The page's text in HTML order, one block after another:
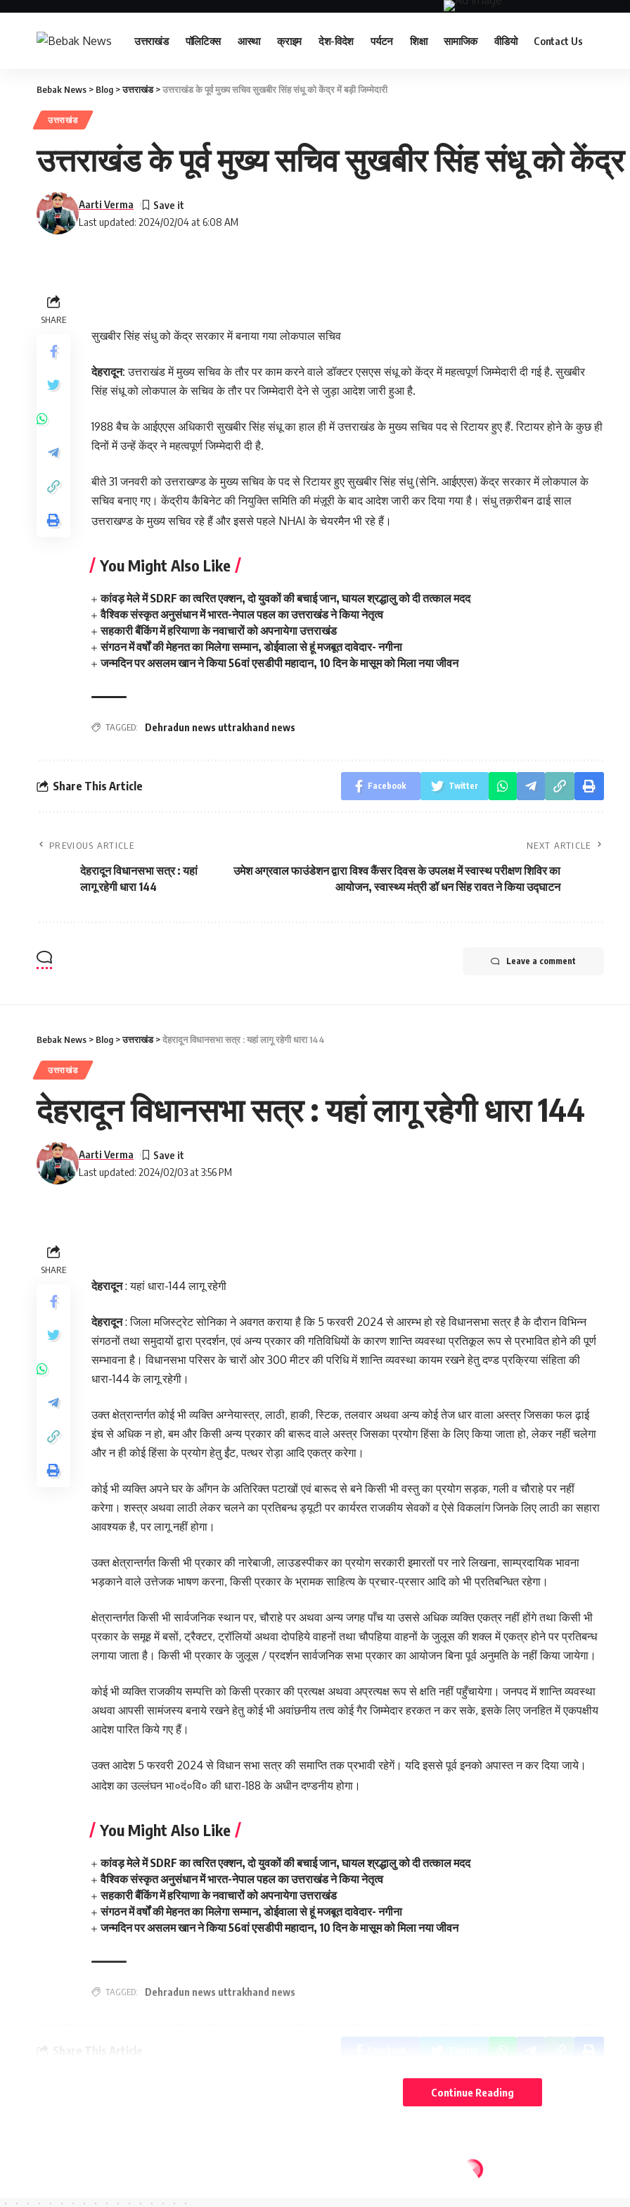
उत्तराखंड पॉलिटिक्स आस्था क्राइम देश-विदेश पर्यटन शिक्षा सामाजिक वीडियो Contact Us
Bebak News > Blog >उत्तराखंड>उत्तराखंड के पूर्व मुख्य सचिव सुखबीर सिंह संधू को केंद्र में बड़ी जिम्मेदारी
उत्तराखंड
उत्तराखंड के पूर्व मुख्य सचिव सुखबीर सिंह संधू को केंद्र
Last updated: 2024/02/04 at 6:08 AM
Aarti Verma
SHARE
सुखबीर सिंह संधु को केंद्र सरकार में बनाया गया लोकपाल सचिव
देहरादून: उत्तराखंड में मुख्य सचिव के तौर पर काम करने वाले डॉक्टर एसएस संधू को केंद्र में महत्वपूर्ण जिम्मेदारी दी गई है. सुखबीर
सिंह संधू को लोकपाल के सचिव के तौर पर जिम्मेदारी देने से जुड़ा आदेश जारी हुआ है.
1988 बैच के आईएएस अधिकारी सुखबीर सिंह संधू का हाल ही में उत्तराखंड के मुख्य सचिव पद से रिटायर हुए हैं. रिटायर होने के कुछ ही
दिनों में उन्हें केंद्र ने महत्वपूर्ण जिम्मेदारी दी है.
बीते 31 जनवरी को उत्तराखण्ड के मुख्य सचिव के पद से रिटायर हुए सुखबीर सिंह संधु (सेनि. आईएएस) केंद्र सरकार में लोकपाल के
सचिव बनाए गए। केंद्रीय कैबिनेट की नियुक्ति समिति की मंज़ूरी के बाद आदेश जारी कर दिया गया है। संधु तक़रीबन ढाई साल
उत्तराखण्ड के मुख्य सचिव रहे हैं और इससे पहले NHAI के चेयरमैन भी रहे हैं।
You Might Also Like
कांवड़ मेले में SDRF का त्वरित एक्शन, दो युवकों की बचाई जान, घायल श्रद्धालु को दी तत्काल मदद
वैश्विक संस्कृत अनुसंधान में भारत-नेपाल पहल का उत्तराखंड ने किया नेतृत्व
सहकारी बैंकिंग में हरियाणा के नवाचारों को अपनायेगा उत्तराखंड
संगठन में वर्षों की मेहनत का मिलेगा सम्मान, डोईवाला से हूं मजबूत दावेदार- नगीना
जन्मदिन पर असलम खान ने किया 56वां एसडीपी महादान, 10 दिन के मासूम को मिला नया जीवन
TAGGED: Dehradun news uttrakhand news
Share This Article Facebook Twitter
PREVIOUS ARTICLE
देहरादून विधानसभा सत्र : यहां
लागू रहेगी धारा 144
NEXT ARTICLE
उमेश अग्रवाल फाउंडेशन द्वारा विश्व कैंसर दिवस के उपलक्ष में स्वास्थ परीक्षण शिविर का
आयोजन, स्वास्थ्य मंत्री डॉ धन सिंह रावत ने किया उद्घाटन
Leave a comment
Bebak News > Blog >उत्तराखंड>देहरादून विधानसभा सत्र : यहां लागू रहेगी धारा 144
उत्तराखंड
देहरादून विधानसभा सत्र : यहां लागू रहेगी धारा 144
Last updated: 2024/02/03 at 3:56 PM
Aarti Verma
SHARE
देहरादून: यहां धारा-144 लागू रहेगी
देहरादून: जिला मजिस्ट्रेट सोनिका ने अवगत कराया है कि 5 फरवरी 2024 से आरम्भ हो रहे विधानसभा सत्र है के दौरान विभिन्न
संगठनों तथा समुदायों द्वारा प्रदर्शन, एवं अन्य प्रकार की गतिविधियों के कारण शान्ति व्यवस्था प्रतिकूल रूप से प्रभावित होने की पूर्ण
सम्भावना है। विधानसभा परिसर के चारों ओर 300 मीटर की परिधि में शान्ति व्यवस्था कायम रखने हेतु दण्ड प्रक्रिया संहिता की
धारा-144 के लागू रहेगी।
उक्त क्षेत्रान्तर्गत कोई भी व्यक्ति अग्नेयास्त्र, लाठी, हाकी, स्टिक, तलवार अथवा अन्य कोई तेज धार वाला अस्त्र जिसका फल ढ़ाई
इंच से अधिक न हो, बम और किसी अन्य प्रकार की बारूद वाले अस्त्र जिसका प्रयोग हिंसा के लिए किया जाता हो, लेकर नहीं चलेगा
और न ही कोई हिंसा के प्रयोग हेतु ईंट, पत्थर रोड़ा आदि एकत्र करेगा।
कोई भी व्यक्ति अपने घर के आँगन के अतिरिक्त पटाखों एवं बारूद से बने किसी भी वस्तु का प्रयोग सड़क, गली व चौराहे पर नहीं
करेगा। शस्त्र अथवा लाठी लेकर चलने का प्रतिबन्ध ड्यूटी पर कार्यरत राजकीय सेवकों व ऐसे विकलांग जिनके लिए लाठी का सहारा
आवश्यक है, पर लागू नहीं होगा।
उक्त क्षेत्रान्तर्गत किसी भी प्रकार की नारेबाजी, लाउडस्पीकर का प्रयोग सरकारी इमारतों पर नारे लिखना, साम्प्रदायिक भावना
भड़‌काने वाले उत्तेजक भाषण करना, किसी प्रकार के भ्रामक साहित्य के प्रचार-प्रसार आदि को भी प्रतिबन्धित रहेगा।
क्षेत्रान्तर्गत किसी भी सार्वजनिक स्थान पर, चौराहे पर अथवा अन्य जगह पाँच या उससे अधिक व्यक्ति एकत्र नहीं होंगे तथा किसी भी
प्रकार के समूह में बसों, ट्रैक्टर, ट्रॉलियों अथवा दोपहिये वाहनों तथा चौपहिया वाहनों के जुलूस की शक्ल में एकत्र होने पर प्रतिबन्ध
लगाया जाता है। किसी भी प्रकार के जुलूस / प्रदर्शन सार्वजनिक सभा प्रकार का आयोजन बिना पूर्व अनुमति के नहीं किया जायेगा।
कोई भी व्यक्ति राजकीय सम्पत्ति को किसी प्रकार की प्रत्यक्ष अथवा अप्रत्यक्ष रूप से क्षति नहीं पहुँचायेगा। जनपद में शान्ति व्यवस्था
अथवा आपसी सामंजस्य बनाये रखने हेतु कोई भी अवांछनीय तत्व कोई गैर जिम्मेदार हरकत न कर सके, इसके लिए जनहित में एकपक्षीय
आदेश पारित किये गए हैं।
उक्त आदेश 5 फरवरी 2024 से विधान सभा सत्र की समाप्ति तक प्रभावी रहेगें। यदि इससे पूर्व इनको अपास्त न कर दिया जाये।
आदेश का उल्लंघन भा०दं०वि० की धारा-188 के अधीन दण्डनीय होगा।
You Might Also Like
कांवड़ मेले में SDRF का त्वरित एक्शन, दो युवकों की बचाई जान, घायल श्रद्धालु को दी तत्काल मदद
वैश्विक संस्कृत अनुसंधान में भारत-नेपाल पहल का उत्तराखंड ने किया नेतृत्व
सहकारी बैंकिंग में हरियाणा के नवाचारों को अपनायेगा उत्तराखंड
संगठन में वर्षों की मेहनत का मिलेगा सम्मान, डोईवाला से हूं मजबूत दावेदार- नगीना
जन्मदिन पर असलम खान ने किया 56वां एसडीपी महादान, 10 दिन के मासूम को मिला नया जीवन
TAGGED: Dehradun news uttrakhand news
Share This Article
NEXT ARTICLE
Continue Reading